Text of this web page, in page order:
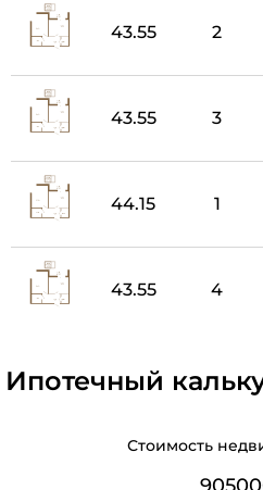
43.55 2
43.55 3
44.15 1
43.55 4
Ипотечный
Стоимость